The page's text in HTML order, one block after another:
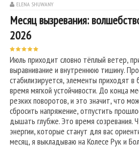
ELENA SHUWANY
Месяц вызревания:
2026
Июль приходит словно тёплый ветер,
выравнивание и внутреннюю тишину.
стабилизируется, элементы приходят в
время мягкой устойчивости. До конца
резких поворотов, и это значит, что
сбросить напряжение, отпустить
дышать глубже. Это время созревания.
энергии, которые станут для вас
месяц, я выкладываю на Колесе Рук и